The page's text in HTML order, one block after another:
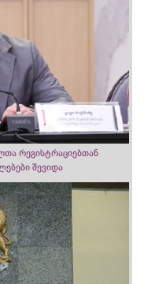
რეგისტრაციებთან
შევიდა